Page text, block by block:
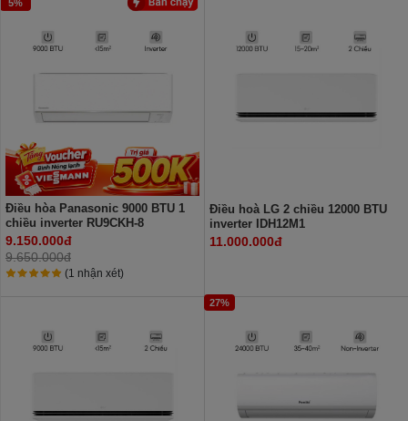
5%
Điều hòa Panasonic 9000 BTU 1
chiều inverter RU9CKH-8
9.150.000đ
9.650.000đ
(1 nhận xét)
Điều hoà LG 2 chiều 12000 BTU
inverter IDH12M1
11.000.000đ
27%